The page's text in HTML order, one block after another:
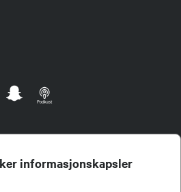
informasjonskapsler